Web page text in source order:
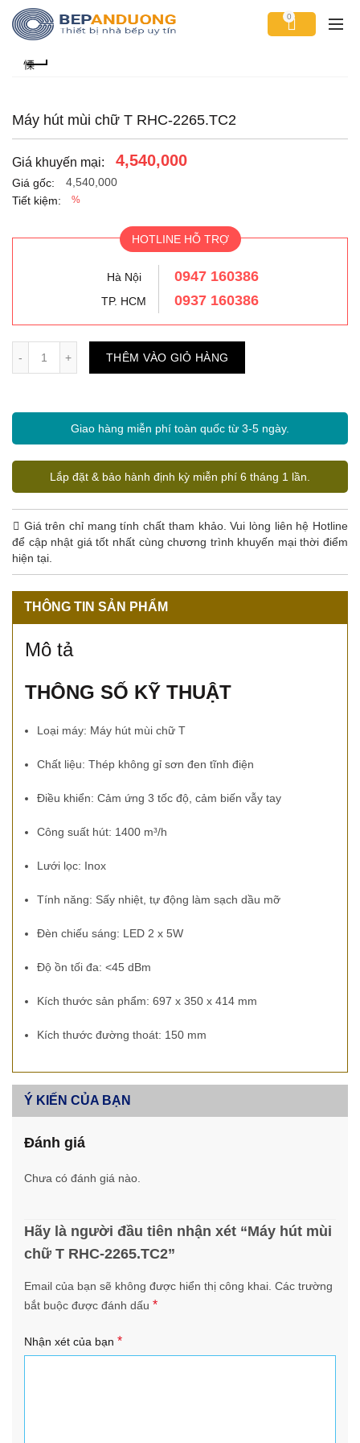
0
Máy hút mùi chữ T RHC-2265.TC2
Giá khuyến mại: 4,540,000
Giá gốc:
4,540,000
Tiết kiệm:
%
HOTLINE HỖ TRỢ
Hà Nội 0947 160386
TP. HCM 0937 160386
THÊM VÀO GIỎ HÀNG
Giao hàng miễn phí toàn quốc từ 3-5 ngày.
Lắp đặt & bảo hành định kỳ miễn phí 6 tháng 1 lần.
Giá trên chỉ mang tính chất tham khảo. Vui lòng liên hệ Hotline
để cập nhật giá tốt nhất cùng chương trình khuyến mại thời điểm
hiện tại.
THÔNG TIN SẢN PHẨM
Mô tả
THÔNG SỐ KỸ THUẬT
Loại máy: Máy hút mùi chữ T
Chất liệu: Thép không gỉ sơn đen tĩnh điện
Điều khiển: Cảm ứng 3 tốc độ, cảm biến vẫy tay
Công suất hút: 1400 m³/h
Lưới lọc: Inox
Tính năng: Sấy nhiệt, tự động làm sạch dầu mỡ
Đèn chiếu sáng: LED 2 x 5W
Độ ồn tối đa: <45 dBm
Kích thước sản phẩm: 697 x 350 x 414 mm
Kích thước đường thoát: 150 mm
Ý KIẾN CỦA BẠN
Đánh giá
Chưa có đánh giá nào.
Hãy là người đầu tiên nhận xét “Máy hút mùi
chữ T RHC-2265.TC2”
Email của bạn sẽ không được hiển thị công khai. Các trường
bắt buộc được đánh dấu *
Nhận xét của bạn *